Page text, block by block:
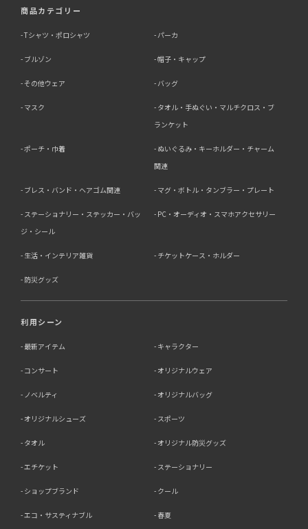
商品カテゴリー
Tシャツ・ポロシャツ パーカ
ブルゾン 帽子・キャップ
その他ウェア バッグ
マスク
タオル・手ぬぐい・マルチクロス・ブ
ランケット
ポーチ・巾着
ぬいぐるみ・キーホルダー・チャーム
関連
ブレス・バンド・ヘアゴム関連 マグ・ボトル・タンブラー・プレート
ステーショナリー・ステッカー・バッ
ジ・シール
PC・オーディオ・スマホアクセサリー
生活・インテリア雑貨 チケットケース・ホルダー
防災グッズ
利用シーン
最新アイテム キャラクター
コンサート オリジナルウェア
ノベルティ オリジナルバッグ
オリジナルシューズ スポーツ
タオル オリジナル防災グッズ
エチケット ステーショナリー
ショップブランド クール
エコ・サスティナブル 春夏